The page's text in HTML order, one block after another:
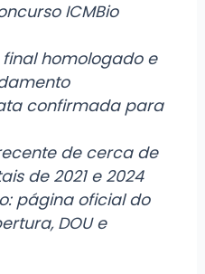
ICMBio
homologado e
confirmada para
de cerca de
de 2021 e 2024
página oficial do
DOU e